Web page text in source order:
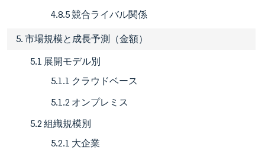
4.8.5 競合ライバル関係
5. 市場規模と成長予測（金額）
5.1 展開モデル別
5.1.1 クラウドベース
5.1.2 オンプレミス
5.2 組織規模別
5.2.1 大企業